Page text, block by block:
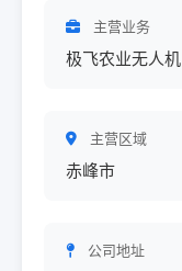
主营业务
极飞农业无人机
主营区域
赤峰市
公司地址